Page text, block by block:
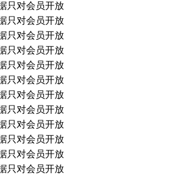
只对会员开放
只对会员开放
只对会员开放
只对会员开放
只对会员开放
只对会员开放
只对会员开放
只对会员开放
只对会员开放
只对会员开放
只对会员开放
只对会员开放